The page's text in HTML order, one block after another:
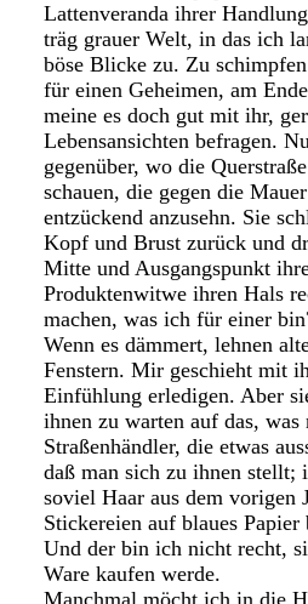
Lattenveranda ihrer
träg grauer Welt, in das ich
böse Blicke zu. Zu
für einen Geheimen, am
meine es doch gut mit ihr,
Lebensansichten befragen.
gegenüber, wo die
schauen, die gegen die
entzückend anzusehn. Sie
Kopf und Brust zurück und
Mitte und Ausgangspunkt
Produktenwitwe ihren Hals
machen, was ich für einer
Wenn es dämmert, lehnen
Fenstern. Mir geschieht mit
Einfühlung erledigen. Aber
ihnen zu warten auf das,
Straßenhändler, die etwas
daß man sich zu ihnen stellt;
soviel Haar aus dem vorigen
Stickereien auf blaues
Und der bin ich nicht recht,
Ware kaufen werde.
Manchmal möcht ich in die